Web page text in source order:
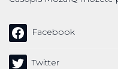
Facebook
Twitter